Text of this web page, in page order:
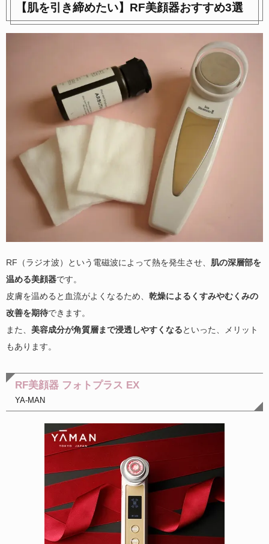
【肌を引き締めたい】RF美顔器おすすめ3選
RF（ラジオ波）という電磁波によって熱を発生させ、 肌の深層部を
温める美顔器です。
皮膚を温めると血流がよくなるため、 乾燥によるくすみやむくみの
改善を期待できます。
また、 美容成分が角質層まで浸透しやすくなるといった、メリット
もあります。
RF美顔器 フォトプラス EX
YA-MAN